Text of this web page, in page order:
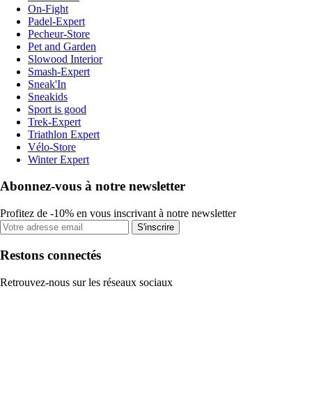
On-Fight
Padel-Expert
Pecheur-Store
Pet and Garden
Slowood Interior
Smash-Expert
Sneak'In
Sneakids
Sport is good
Trek-Expert
Triathlon Expert
Vélo-Store
Winter Expert
Abonnez-vous à notre newsletter
Profitez de -10% en vous inscrivant à notre newsletter
S'inscrire
Restons connectés
Retrouvez-nous sur les réseaux sociaux